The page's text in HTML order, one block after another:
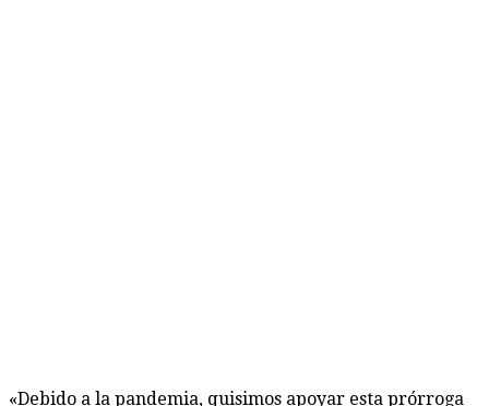
«Debido a la pandemia, quisimos apoyar esta prórroga